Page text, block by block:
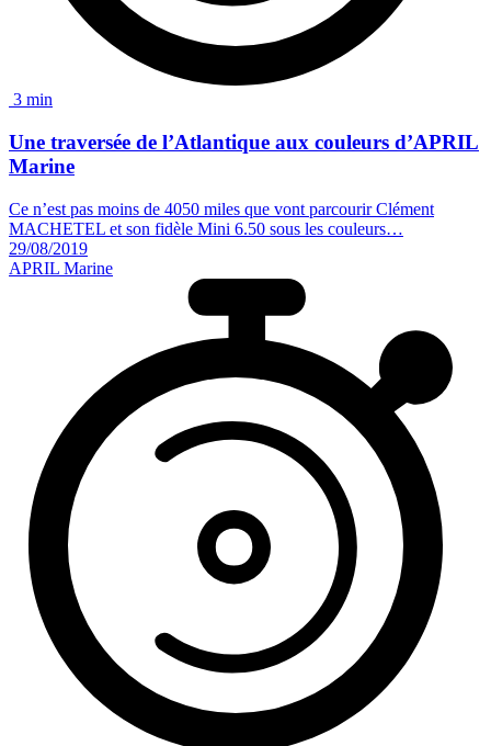
3 min
Une traversée de l’Atlantique aux couleurs d’APRIL
Marine
Ce n’est pas moins de 4050 miles que vont parcourir Clément
MACHETEL et son fidèle Mini 6.50 sous les couleurs…
29/08/2019
APRIL Marine